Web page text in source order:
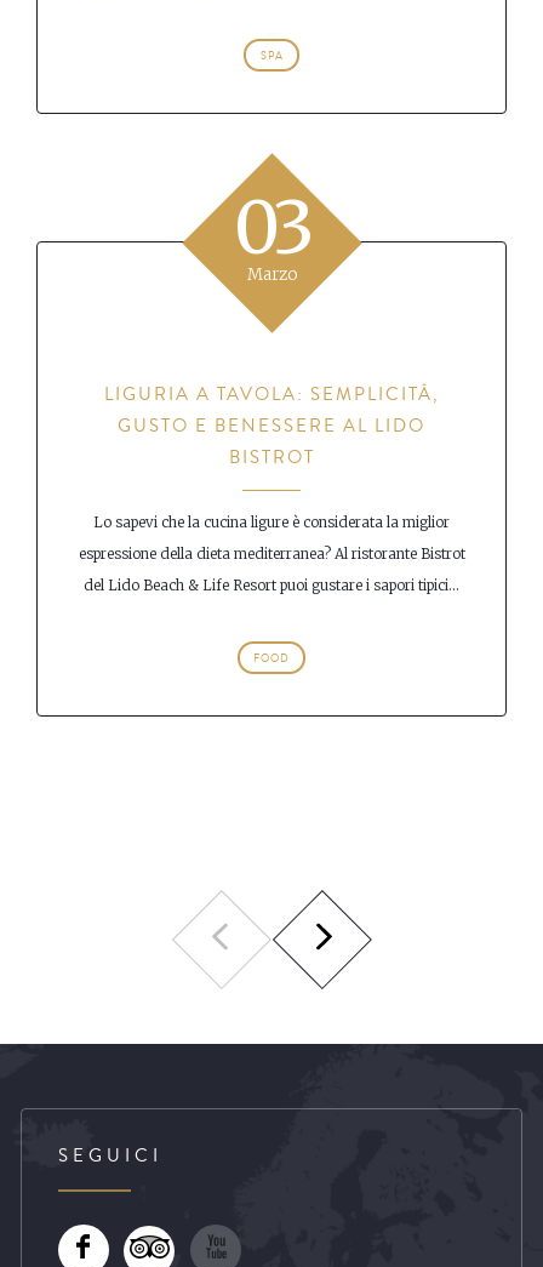
SPA
03
Marzo
LIGURIA A TAVOLA: SEMPLICITÀ,
GUSTO E BENESSERE AL LIDO
BISTROT
Lo sapevi che la cucina ligure è considerata la miglior
espressione della dieta mediterranea? Al ristorante Bistrot
del Lido Beach & Life Resort puoi gustare i sapori tipici...
FOOD
SEGUICI